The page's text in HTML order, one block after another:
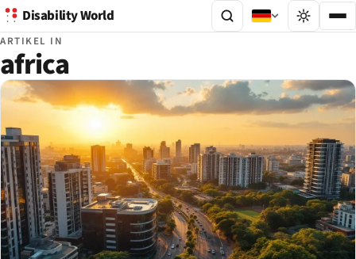
Disability World
ARTIKEL IN
africa